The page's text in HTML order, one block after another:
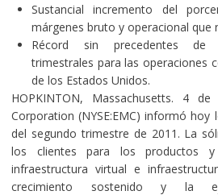
Sustancial incremento del
márgenes bruto y operacional que
Récord sin precedentes de
trimestrales para las operaciones
de los Estados Unidos.
HOPKINTON, Massachusetts. 4
Corporation (NYSE:EMC) informó hoy
del segundo trimestre de 2011. La
los clientes para los productos
infraestructura virtual e
crecimiento sostenido y la